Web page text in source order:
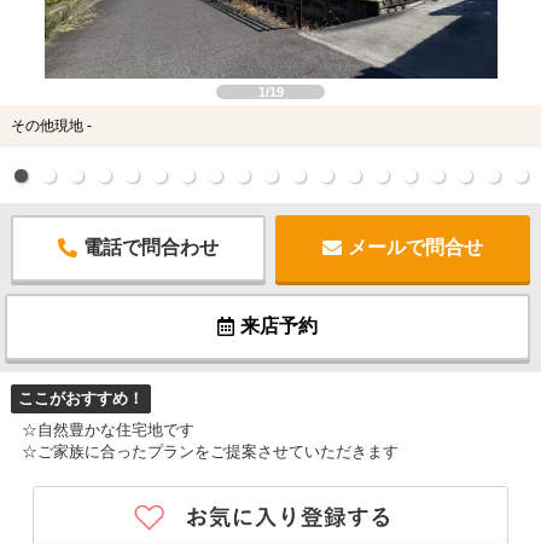
1/19
その他現地 -
電話で問合わせ メールで問合せ
来店予約
ここがおすすめ！
☆自然豊かな住宅地です
☆ご家族に合ったプランをご提案させていただきます